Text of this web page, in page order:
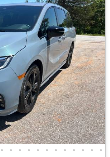
• • • • • • • • • • • •